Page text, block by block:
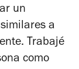
un
a
Trabajé
como